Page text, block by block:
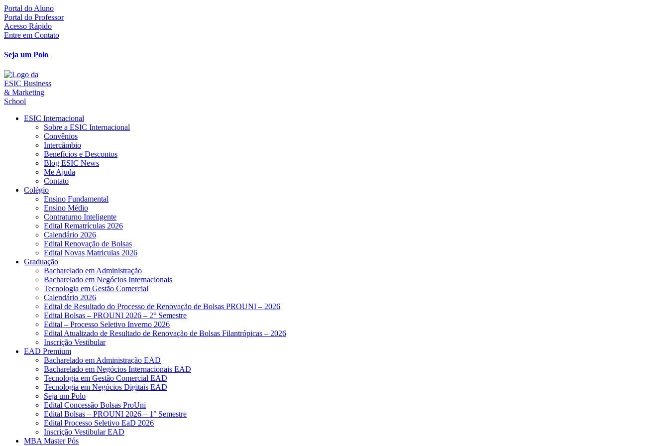
Ir
para
o
conteúdo
Portal do Aluno
Portal do Professor
Acesso Rápido
Entre em Contato
Seja um Polo
ESIC Internacional
Sobre a ESIC Internacional
Convênios
Intercâmbio
Benefícios e Descontos
Blog ESIC News
Me Ajuda
Contato
Colégio
Ensino Fundamental
Ensino Médio
Contraturno Inteligente
Edital Rematrículas 2026
Calendário 2026
Edital Renovação de Bolsas
Edital Novas Matriculas 2026
Graduação
Bacharelado em Administração
Bacharelado em Negócios Internacionais
Tecnologia em Gestão Comercial
Calendário 2026
Edital de Resultado do Processo de Renovação de Bolsas PROUNI – 2026
Edital Bolsas – PROUNI 2026 – 2° Semestre
Edital – Processo Seletivo Inverno 2026
Edital Atualizado de Resultado de Renovação de Bolsas Filantrópicas – 2026
Inscrição Vestibular
EAD Premium
Bacharelado em Administração EAD
Bacharelado em Negócios Internacionais EAD
Tecnologia em Gestão Comercial EAD
Tecnologia em Negócios Digitais EAD
Seja um Polo
Edital Concessão Bolsas ProUni
Edital Bolsas – PROUNI 2026 – 1° Semestre
Edital Processo Seletivo EaD 2026
Inscrição Vestibular EAD
MBA Master Pós